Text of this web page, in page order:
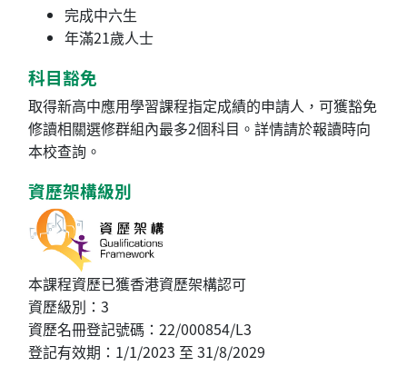
完成中六生
年滿21歲人士
科目豁免
取得新高中應用學習課程指定成績的申請人，可獲豁免
修讀相關選修群組內最多2個科目。詳情請於報讀時向
本校查詢。
資歷架構級別
本課程資歷已獲香港資歷架構認可
資歷級別：3
資歷名冊登記號碼：22/000854/L3
登記有效期：1/1/2023 至 31/8/2029